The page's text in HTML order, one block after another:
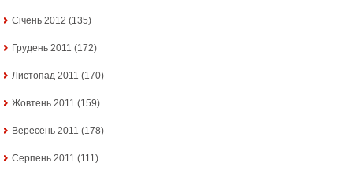
Січень 2012 (135)
Грудень 2011 (172)
Листопад 2011 (170)
Жовтень 2011 (159)
Вересень 2011 (178)
Серпень 2011 (111)